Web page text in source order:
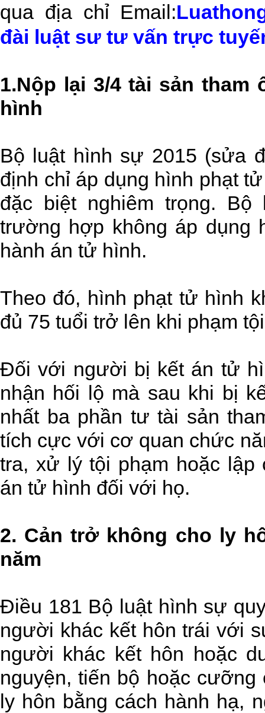
qua địa chỉ Email:
đài luật sư tư vấn trực
1.Nộp lại 3/4 tài sản
hình
Bộ luật hình sự 2015 (sửa
định chỉ áp dụng hình phạt
đặc biệt nghiêm trọng.
trường hợp không áp dụng
hành án tử hình.
Theo đó, hình phạt tử hình
đủ 75 tuổi trở lên khi phạm
Đối với người bị kết án tử
nhận hối lộ mà sau khi bị
nhất ba phần tư tài sản
tích cực với cơ quan chức
tra, xử lý tội phạm hoặc
án tử hình đối với họ.
2. Cản trở không cho ly
năm
Điều 181 Bộ luật hình sự
người khác kết hôn trái với
người khác kết hôn hoặc
nguyện, tiến bộ hoặc
ly hôn bằng cách hành hạ,